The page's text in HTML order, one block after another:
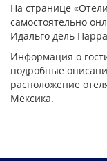
На странице
самостоятельно
Идальго дель
Информация о
подробные
расположение
Мексика.